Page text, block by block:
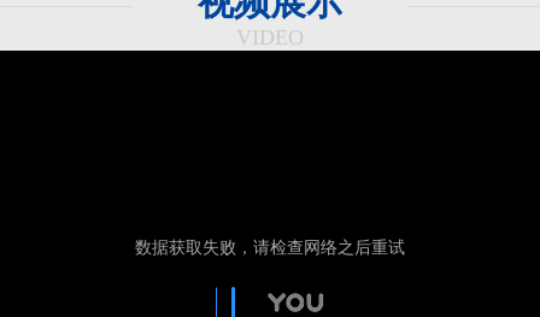
VIDEO